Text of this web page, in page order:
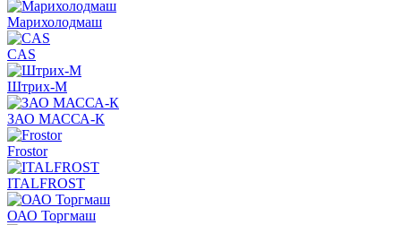
Марихолодмаш
CAS
Штрих-М
ЗАО МАССА-К
Frostor
ITALFROST
ОАО Торгмаш